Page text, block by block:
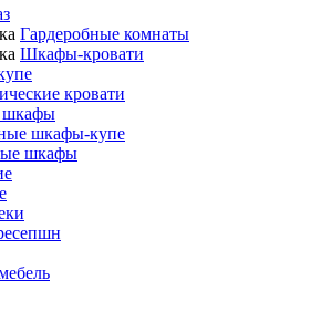
Гардеробные комнаты
Шкафы-кровати
кровати
шкафы
шкафы-купе
шкафы